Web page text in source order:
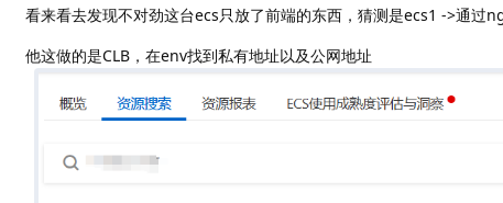
看来看去发现不对劲这台ecs只放了前端的东西，猜测是ecs1 ->通过
他这做的是CLB，在env找到私有地址以及公网地址